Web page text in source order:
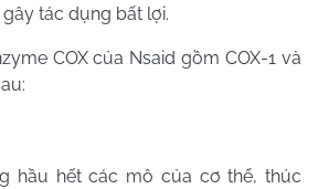
tác dụng bất lợi.
COX của Nsaid gồm COX-1 và
hầu hết các mô của cơ thể, thúc